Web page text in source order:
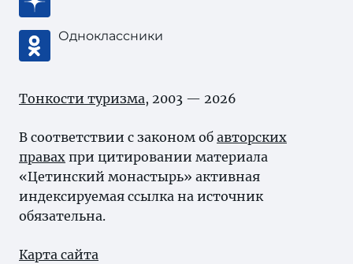
Одноклассники
Тонкости туризма, 2003 — 2026
В соответствии с законом об авторских
правах при цитировании материала
«Цетинский монастырь» активная
индексируемая ссылка на источник
обязательна.
Карта сайта